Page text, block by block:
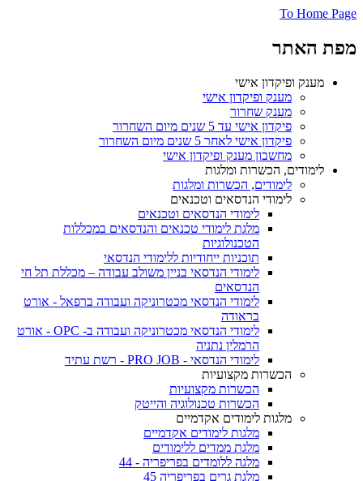
To Home Page
מפת האתר
מענק ופיקדון אישי
מענק ופיקדון אישי
מענק שחרור
פיקדון אישי עד 5 שנים מיום השחרור
פיקדון אישי לאחר 5 שנים מיום השחרור
מחשבון מענק ופיקדון אישי
לימודים, הכשרות ומלגות
לימודים, הכשרות ומלגות
לימודי הנדסאים וטכנאים
לימודי הנדסאים וטכנאים
מלגת לימודי טכנאים והנדסאים במכללות
הטכנולוגיות
תוכניות ייחודיות ללימודי הנדסאי
לימודי הנדסאי בניין משולב עבודה – מכללת תל חי
הנדסאים
לימודי הנדסאי מכטרוניקה ועבודה ברפאל - אורט
בראודה
לימודי הנדסאי מכטרוניקה ועבודה ב- OPC - אורט
הרמלין נתניה
לימודי הנדסאי - PRO JOB - רשת עתיד
הכשרות מקצועיות
הכשרות מקצועיות
הכשרות טכנולוגיה והייטק
מלגות לימודים אקדמיים
מלגות לימודים אקדמיים
מלגת ממדים ללימודים
מלגה ללומדים בפריפריה - 44
מלגת גרים בפריפריה 45